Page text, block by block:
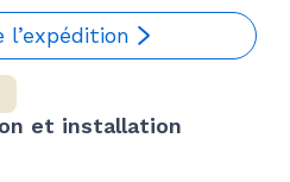
l’expédition
et installation